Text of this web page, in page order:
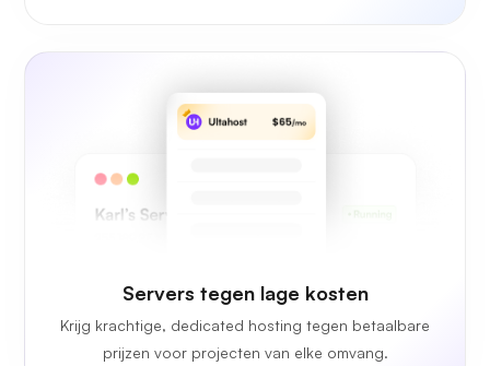
Servers tegen lage kosten
Krijg krachtige, dedicated hosting tegen betaalbare
prijzen voor projecten van elke omvang.